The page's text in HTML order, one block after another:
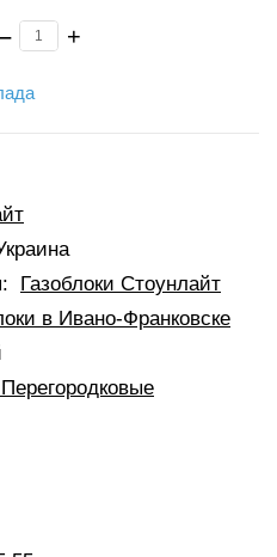
+
Газоблоки Стоунлайт
в Ивано-Франковске